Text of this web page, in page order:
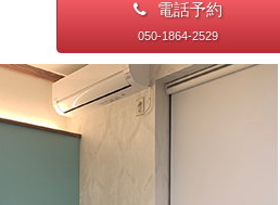
電話予約
050-1864-2529